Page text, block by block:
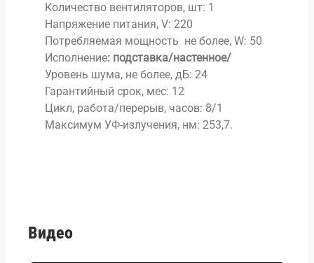
Количество вентиляторов, шт: 1
Напряжение питания, V: 220
Потребляемая мощность не более, W: 50
Исполнение: подставка/настенное/
Уровень шума, не более, дБ: 24
Гарантийный срок, мес: 12
Цикл, работа/перерыв, часов: 8/1
Максимум УФ-излучения, нм: 253,7.
Видео